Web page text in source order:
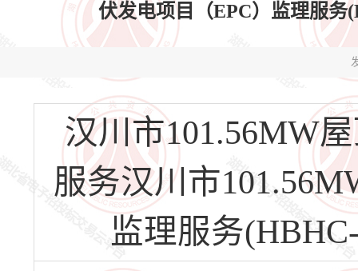
伏发电项目（EPC）监理服务
汉川市101.56MW
服务汉川市
监理服务